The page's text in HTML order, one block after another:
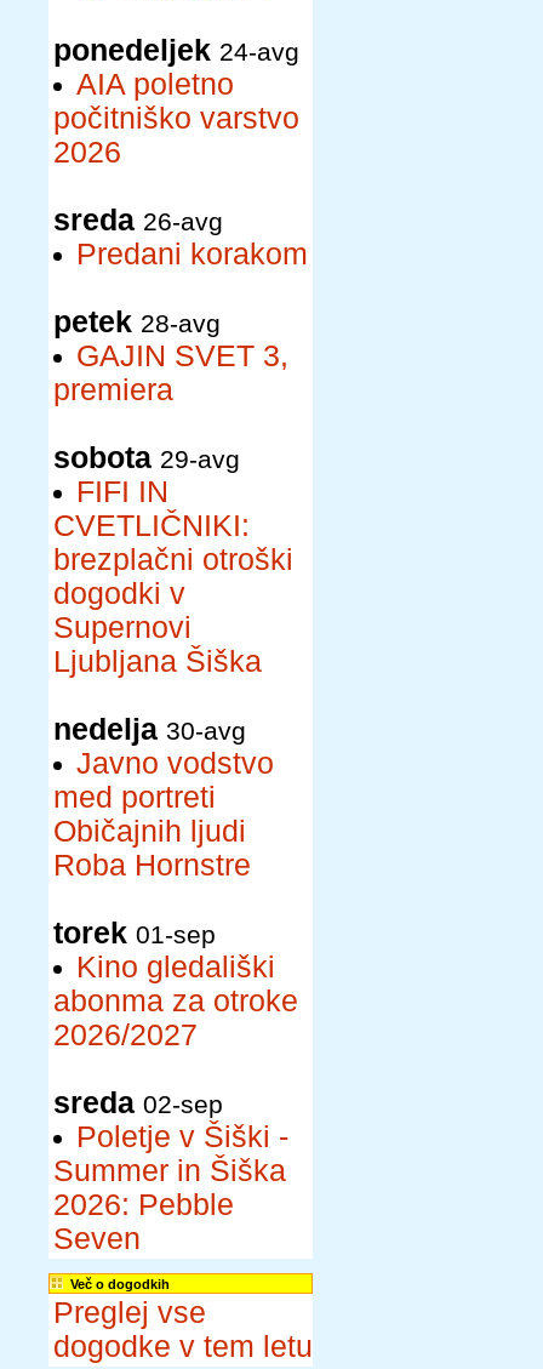
ponedeljek 24-avg
AIA poletno
počitniško varstvo
2026
sreda 26-avg
Predani korakom
petek 28-avg
GAJIN SVET 3,
premiera
sobota 29-avg
FIFI IN
CVETLIČNIKI:
brezplačni otroški
dogodki v
Supernovi
Ljubljana Šiška
nedelja 30-avg
Javno vodstvo
med portreti
Običajnih ljudi
Roba Hornstre
torek 01-sep
Kino gledališki
abonma za otroke
2026/2027
sreda 02-sep
Poletje v Šiški -
Summer in Šiška
2026: Pebble
Seven
Več o dogodkih
Preglej vse
dogodke v tem letu